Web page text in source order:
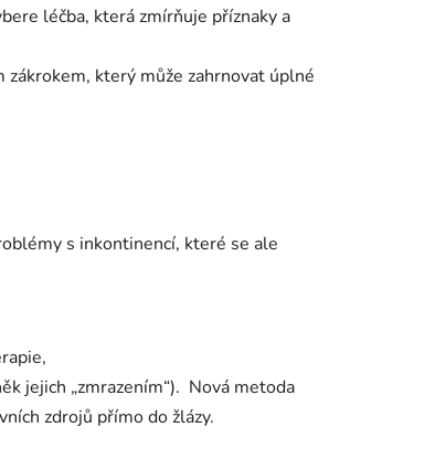
léčba, která zmírňuje příznaky a
který může zahrnovat úplné
s inkontinencí, které se ale
jejich „zmrazením“). Nová metoda
zdrojů přímo do žlázy.